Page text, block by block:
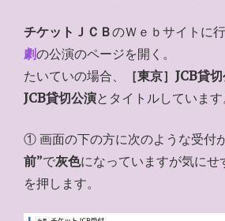
チケットＪＣＢのＷｅｂサイトに
劇の公演のページを開く。
たいていの場合、
［東京］JCB貸
JCB貸切公演とタイトルしています
① 画面の下の方に次のような受付
前”で灰色になっていますが気にせ
を押します。